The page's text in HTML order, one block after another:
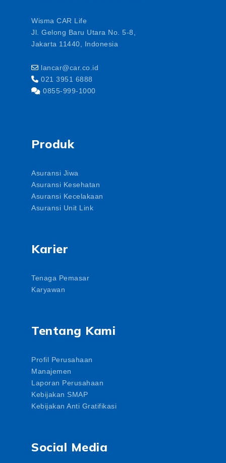
Wisma CAR Life
Jl. Gelong Baru Utara No. 5-8,
Jakarta 11440, Indonesia
lancar@car.co.id
021 3951 6888
0855-999-1000
Produk
Asuransi Jiwa
Asuransi Kesehatan
Asuransi Kecelakaan
Asuransi Unit Link
Karier
Tenaga Pemasar
Karyawan
Tentang Kami
Profil Perusahaan
Manajemen
Laporan Perusahaan
Kebijakan SMAP
Kebijakan Anti Gratifikasi
Social Media